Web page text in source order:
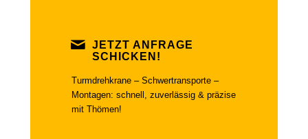
JETZT ANFRAGE
SCHICKEN!
Turmdrehkrane – Schwertransporte –
Montagen: schnell, zuverlässig & präzise
mit Thömen!